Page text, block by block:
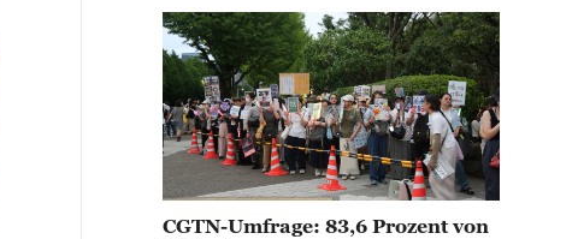
CGTN-Umfrage: 83,6 Prozent von